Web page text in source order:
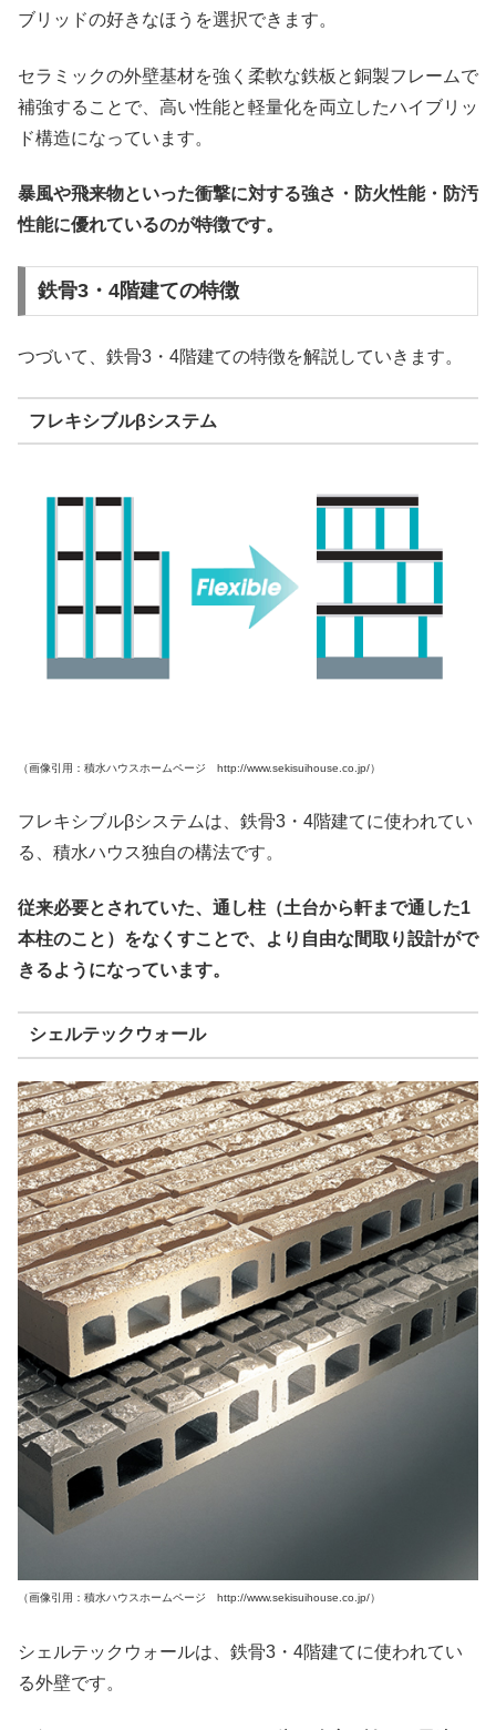
ブリッドの好きなほうを選択できます。
セラミックの外壁基材を強く柔軟な鉄板と銅製フレームで
補強することで、高い性能と軽量化を両立したハイブリッ
ド構造になっています。
暴風や飛来物といった衝撃に対する強さ・防火性能・防汚
性能に優れているのが特徴です。
鉄骨3・4階建ての特徴
つづいて、鉄骨3・4階建ての特徴を解説していきます。
フレキシブルβシステム
（画像引用：積水ハウスホームページ http://www.sekisuihouse.co.jp/）
フレキシブルβシステムは、鉄骨3・4階建てに使われてい
る、積水ハウス独自の構法です。
従来必要とされていた、通し柱（土台から軒まで通した1
本柱のこと）をなくすことで、より自由な間取り設計がで
きるようになっています。
シェルテックウォール
（画像引用：積水ハウスホームページ http://www.sekisuihouse.co.jp/）
シェルテックウォールは、鉄骨3・4階建てに使われてい
る外壁です。